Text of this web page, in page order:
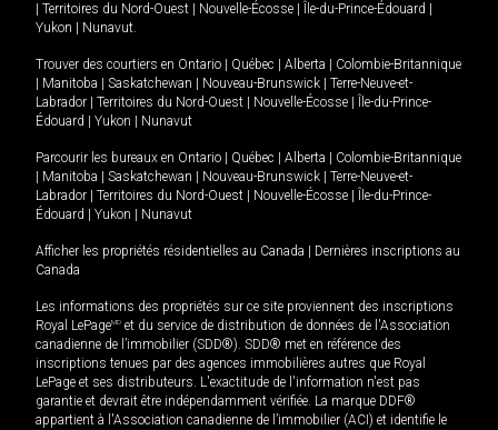
Territoires du Nord-Ouest Nouvelle-Écosse Île-du-Prince-Édouard
Yukon
Nunavut.
Trouver des courtiers en Ontario Québec Alberta
Colombie-Britannique
Manitoba Saskatchewan Nouveau-Brunswick
Terre-Neuve-et-
Labrador
Territoires du Nord-Ouest Nouvelle-Écosse
Île-du-Prince-
Édouard
Yukon Nunavut
Parcourir les bureaux en Ontario Québec Alberta
Colombie-Britannique
Manitoba Saskatchewan Nouveau-Brunswick
Terre-Neuve-et-
Labrador
Territoires du Nord-Ouest Nouvelle-Écosse
Île-du-Prince-
Édouard
Yukon Nunavut
Afficher les propriétés résidentielles au Canada
Dernières inscriptions au
Canada
Les informations des propriétés sur ce site proviennent des inscriptions
Royal LePageMD et du service de distribution de données de l'Association
canadienne de l’immobilier (SDD®). SDD® met en référence des
inscriptions tenues par des agences immobilières autres que Royal
LePage et ses distributeurs. L'exactitude de l'information n'est pas
garantie et devrait être indépendamment vérifiée. La marque DDF®
appartient à l'Association canadienne de l’immobilier (ACI) et identifie le